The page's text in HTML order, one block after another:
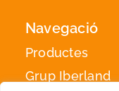
Navegació
Productes
Grup Iberland